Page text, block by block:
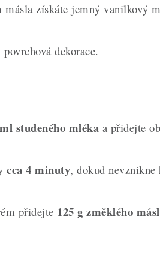
másla získáte jemný vanilkový
dekorace.
studeného mléka a přidejte
cca 4 minuty, dokud nevznikne
přidejte 125 g změklého